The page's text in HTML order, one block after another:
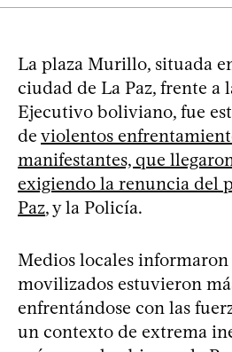
La plaza Murillo, situada
ciudad de La Paz, frente a
Ejecutivo boliviano, fue
de violentos
manifestantes, que
exigiendo la renuncia del
Paz, y la Policía.
Medios locales informaron
movilizados estuvieron
enfrentándose con las
un contexto de extrema